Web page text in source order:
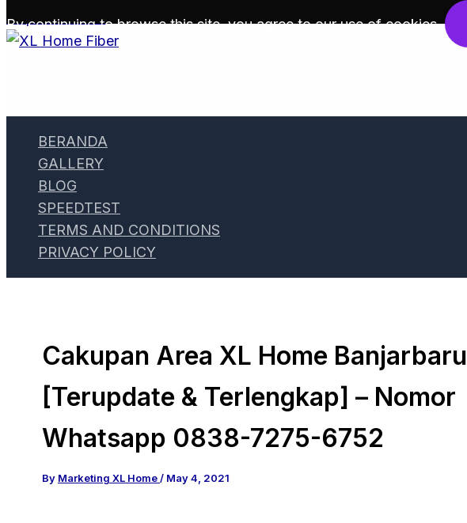
Skip to content
BERANDA
GALLERY
BLOG
SPEEDTEST
TERMS AND CONDITIONS
PRIVACY POLICY
Cakupan Area XL Home Banjarbaru
[Terupdate & Terlengkap] – Nomor
Whatsapp 0838-7275-6752
By Marketing XL Home/ May 4, 2021
By continuing to browse this site, you agree to ouruse of cookies.